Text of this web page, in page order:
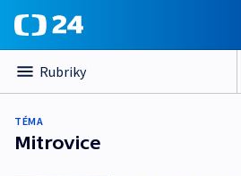
Rubriky
TÉMA
Mitrovice